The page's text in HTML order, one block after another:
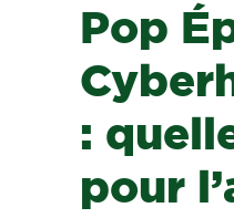
Pop
:
pour